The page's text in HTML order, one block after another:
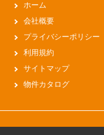
ホーム
会社概要
プライバシーポリシー
利用規約
サイトマップ
物件カタログ